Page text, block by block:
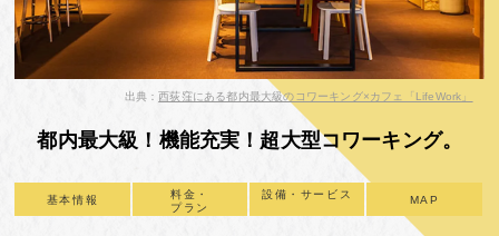
出典：西荻窪にある都内最大級のコワーキング×カフェ「LifeWork」
都内最大級！機能充実！超大型コワーキング。
基本情報
料金・
プラン
設備・サービス MAP